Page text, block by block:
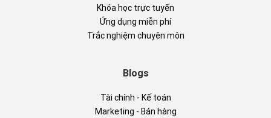
Khóa học trực tuyến
Ứng dụng miễn phí
Trắc nghiệm chuyên môn
Blogs
Tài chính - Kế toán
Marketing - Bán hàng